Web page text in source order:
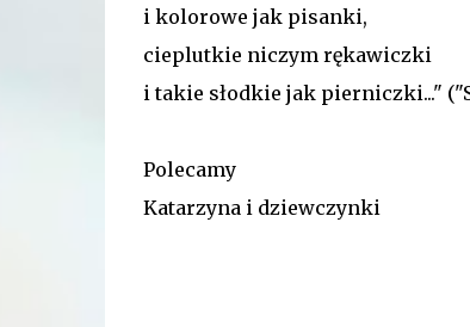
i kolorowe jak pisanki,
cieplutkie niczym rękawiczki
i takie słodkie jak pierniczki..."
Polecamy
Katarzyna i dziewczynki